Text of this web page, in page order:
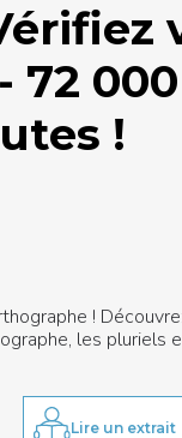
72
!
!
les
Lire un extrait